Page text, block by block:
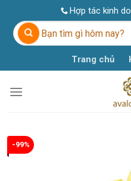
content
Hợp tác kinh
Tìm
kiếm:
Trang chủ
-99%